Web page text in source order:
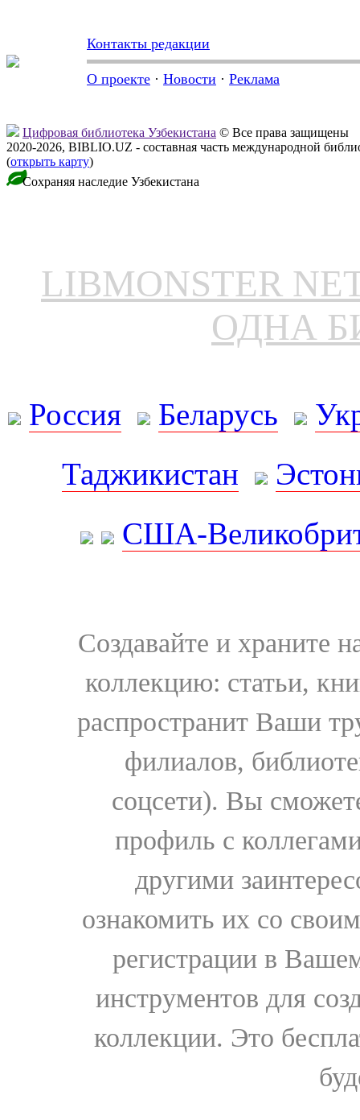
Контакты редакции
О проекте · Новости · Реклама
Цифровая библиотека Узбекистана © Все права защищены
2020-2026, BIBLIO.UZ - составная часть международной
(открыть карту)
Сохраняя наследие Узбекистана
LIBMONSTER
ОДНА
Россия Беларусь
Таджикистан
США-
Создавайте и храните
коллекцию: статьи,
распространит Ваши
филиалов,
соцсети). Вы
профиль с
другими
ознакомить их со
регистрации в
инструментов для
коллекции. Это